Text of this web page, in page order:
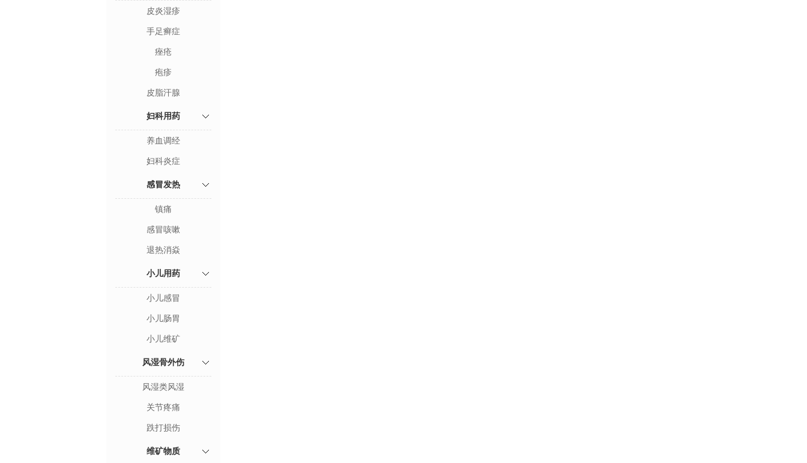
皮炎湿疹
手足癣症
痤疮
疱疹
皮脂汗腺
妇科用药
养血调经
妇科炎症
感冒发热
镇痛
感冒咳嗽
退热消焱
小儿用药
小儿感冒
小儿肠胃
小儿维矿
风湿骨外伤
风湿类风湿
关节疼痛
跌打损伤
维矿物质